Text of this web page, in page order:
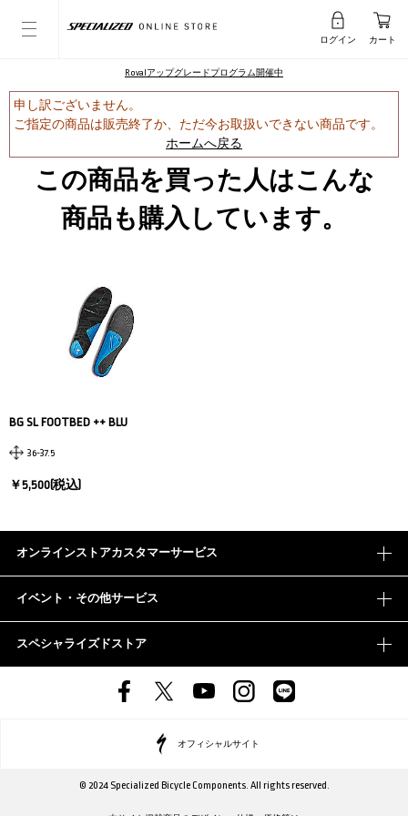
ログイン カート
Rovalアップグレードプログラム開催中
申し訳ございません。
ご指定の商品は販売終了か、ただ今お取扱いできない商品です。
ホームへ戻る
この商品を買った人はこんな
商品も購入しています。
BG SL FOOTBED ++ BLU
36-37.5
￥5,500(税込)
オンラインストアカスタマーサービス
イベント・その他サービス
スペシャライズドストア
オフィシャルサイト
© 2024 Specialized Bicycle Components. All rights reserved.